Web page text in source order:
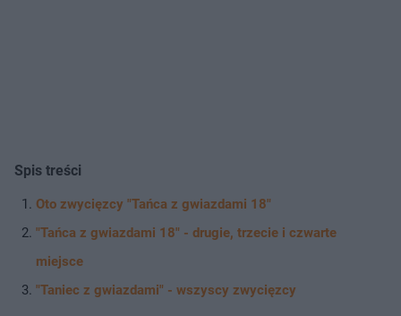
Spis treści
Oto zwycięzcy "Tańca z gwiazdami 18"
"Tańca z gwiazdami 18" - drugie, trzecie i czwarte
miejsce
"Taniec z gwiazdami" - wszyscy zwycięzcy